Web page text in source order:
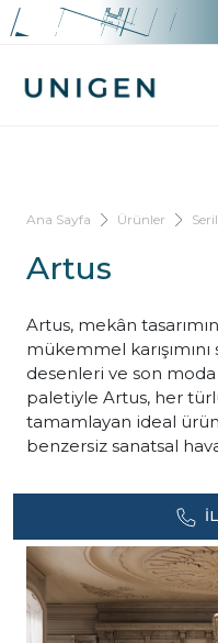
Ana Sayfa Ürünler
Artus
Artus, mekân
mükemmel
desenleri ve son
paletiyle Artus, her
tamamlayan ideal
benzersiz sanatsal